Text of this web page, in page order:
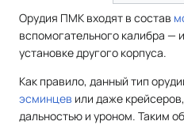
Орудия ПМК входят в состав
вспомогательного калибра —
установке другого корпуса.
Как правило, данный тип
эсминцев или даже
дальностью и уроном. Таким